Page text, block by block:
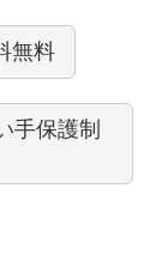
無料
手保護制